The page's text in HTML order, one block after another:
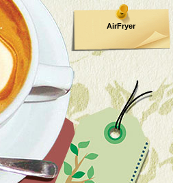
AirFryer